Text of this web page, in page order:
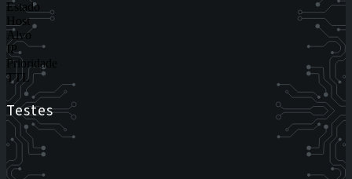
Estado
Host
Alvo
IP
Prioridade
TTL
Testes